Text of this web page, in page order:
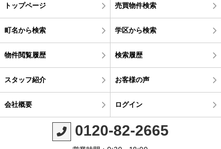
トップページ 売買物件検索
町名から検索 学区から検索
物件閲覧履歴 検索履歴
スタッフ紹介 お客様の声
会社概要 ログイン
0120-82-2665